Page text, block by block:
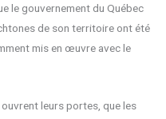
le gouvernement du Québec
de son territoire ont été
mis en œuvre avec le
ouvrent leurs portes, que les